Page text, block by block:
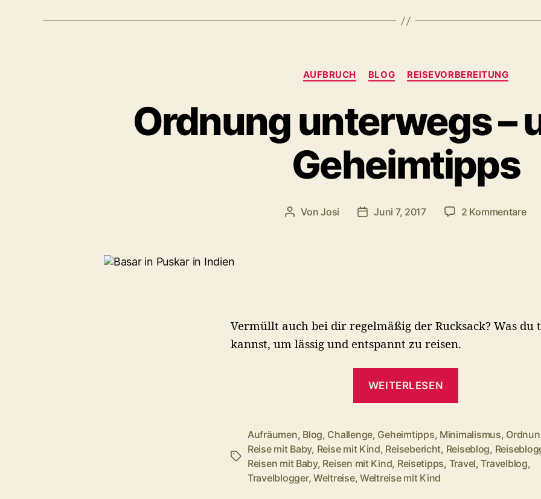
Kategorien
AUFBRUCH BLOG REISEVORBEREITUNG
Ordnung unterwegs –
Geheimtipps
Beitragsautor
VonJosi Veröffentlichungsdatum
Juni 7, 2017 2 Kommentarezu
Vermüllt auch bei dir regelmäßig der Rucksack? Was du
kannst, um lässig und entspannt zu reisen.
WEITERLESEN
unsere
6
Geheimtipps“
Schlagwörter
Aufräumen, Blog, Challenge, Geheimtipps, Minimalismus,
Reise mit Baby, Reise mit Kind, Reisebericht, Reiseblog,
Reisen mit Baby, Reisen mit Kind, Reisetipps, Travel,Travelblog,
Travelblogger, Weltreise,Weltreise mit Kind